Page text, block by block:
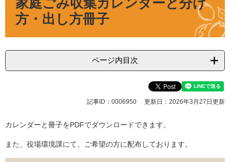
家庭ごみ収集カレンダーと分け
方・出し方冊子
ページ内目次
記事ID：0006950 更新日：2026年3月27日更新
カレンダーと冊子をPDFでダウンロードできます。
また、役場環境課にて、ご希望の方に配布しております。